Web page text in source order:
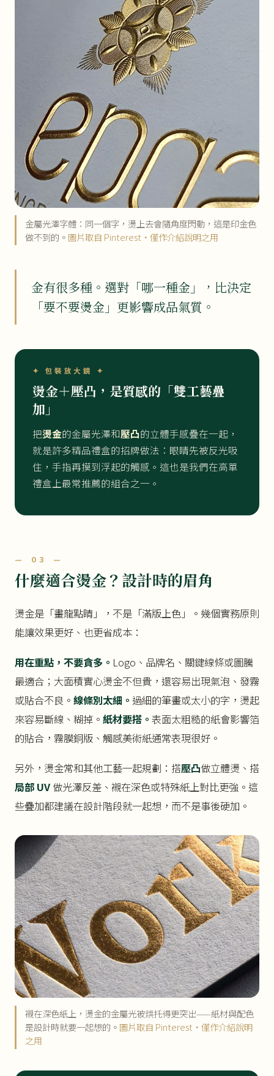
金屬光澤字體：同一個字，燙上去會隨角度閃動，這是印金色
做不到的。 圖片取自 Pinterest・僅作介紹說明之用
金有很多種。選對「哪一種金」，比決定
「要不要燙金」更影響成品氣質。
✦ 包裝放大鏡 ✦
燙金＋壓凸，是質感的「雙工藝疊
加」
把燙金的金屬光澤和壓凸的立體手感疊在一起，
就是許多精品禮盒的招牌做法：眼睛先被反光吸
住，手指再摸到浮起的觸感。這也是我們在高單
禮盒上最常推薦的組合之一。
— 03 —
什麼適合燙金？設計時的眉角
燙金是「畫龍點睛」，不是「滿版上色」。幾個實務原則
能讓效果更好、也更省成本：
用在重點，不要貪多。 Logo、品牌名、關鍵線條或圖騰
最適合；大面積實心燙金不但貴，還容易出現氣泡、發霧
或貼合不良。 線條別太細。 過細的筆畫或太小的字，燙起
來容易斷線、糊掉。 紙材要搭。 表面太粗糙的紙會影響箔
的貼合，霧膜銅版、觸感美術紙通常表現很好。
另外，燙金常和其他工藝一起規劃：搭壓凸做立體燙、搭
局部 UV做光澤反差、襯在深色或特殊紙上對比更強。這
些疊加都建議在設計階段就一起想，而不是事後硬加。
襯在深色紙上，燙金的金屬光被烘托得更突出——紙材與配色
是設計時就要一起想的。 圖片取自 Pinterest・僅作介紹說明
之用